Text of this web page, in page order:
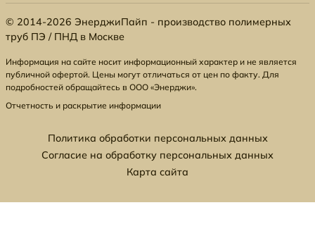
© 2014-2026 ЭнерджиПайп - производство полимерных
труб ПЭ / ПНД в Москве
Информация на сайте носит информационный характер и не является
публичной офертой. Цены могут отличаться от цен по факту. Для
подробностей обращайтесь в ООО «Энерджи».
Отчетность и раскрытие информации
Политика обработки персональных данных
Согласие на обработку персональных данных
Карта сайта